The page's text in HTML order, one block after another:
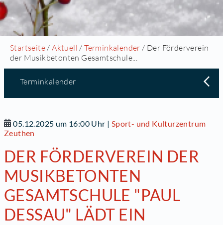
Startseite /Aktuell /Terminkalender / Der Förderverein
der Musikbetonten Gesamtschule...
Terminkalender
05.12.2025 um 16:00 Uhr | Sport- und Kulturzentrum
Zeuthen
DER FÖRDERVEREIN DER
MUSIKBETONTEN
GESAMTSCHULE "PAUL
DESSAU" LÄDT EIN